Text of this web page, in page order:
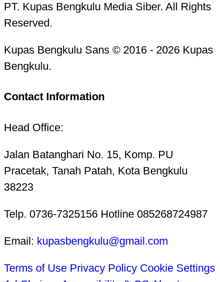
PT. Kupas Bengkulu Media Siber. All Rights
Reserved.
Kupas Bengkulu Sans © 2016 - 2026 Kupas
Bengkulu.
Contact Information
Head Office:
Jalan Batanghari No. 15, Komp. PU
Pracetak, Tanah Patah, Kota Bengkulu
38223
Telp. 0736-7325156 Hotline 085268724987
Email: kupasbengkulu@gmail.com
Terms of Use Privacy Policy Cookie Settings